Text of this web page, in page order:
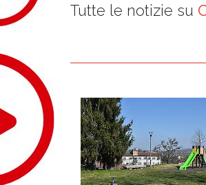
Tutte le notizie su